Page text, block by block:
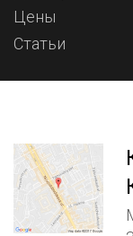
Цены
Статьи